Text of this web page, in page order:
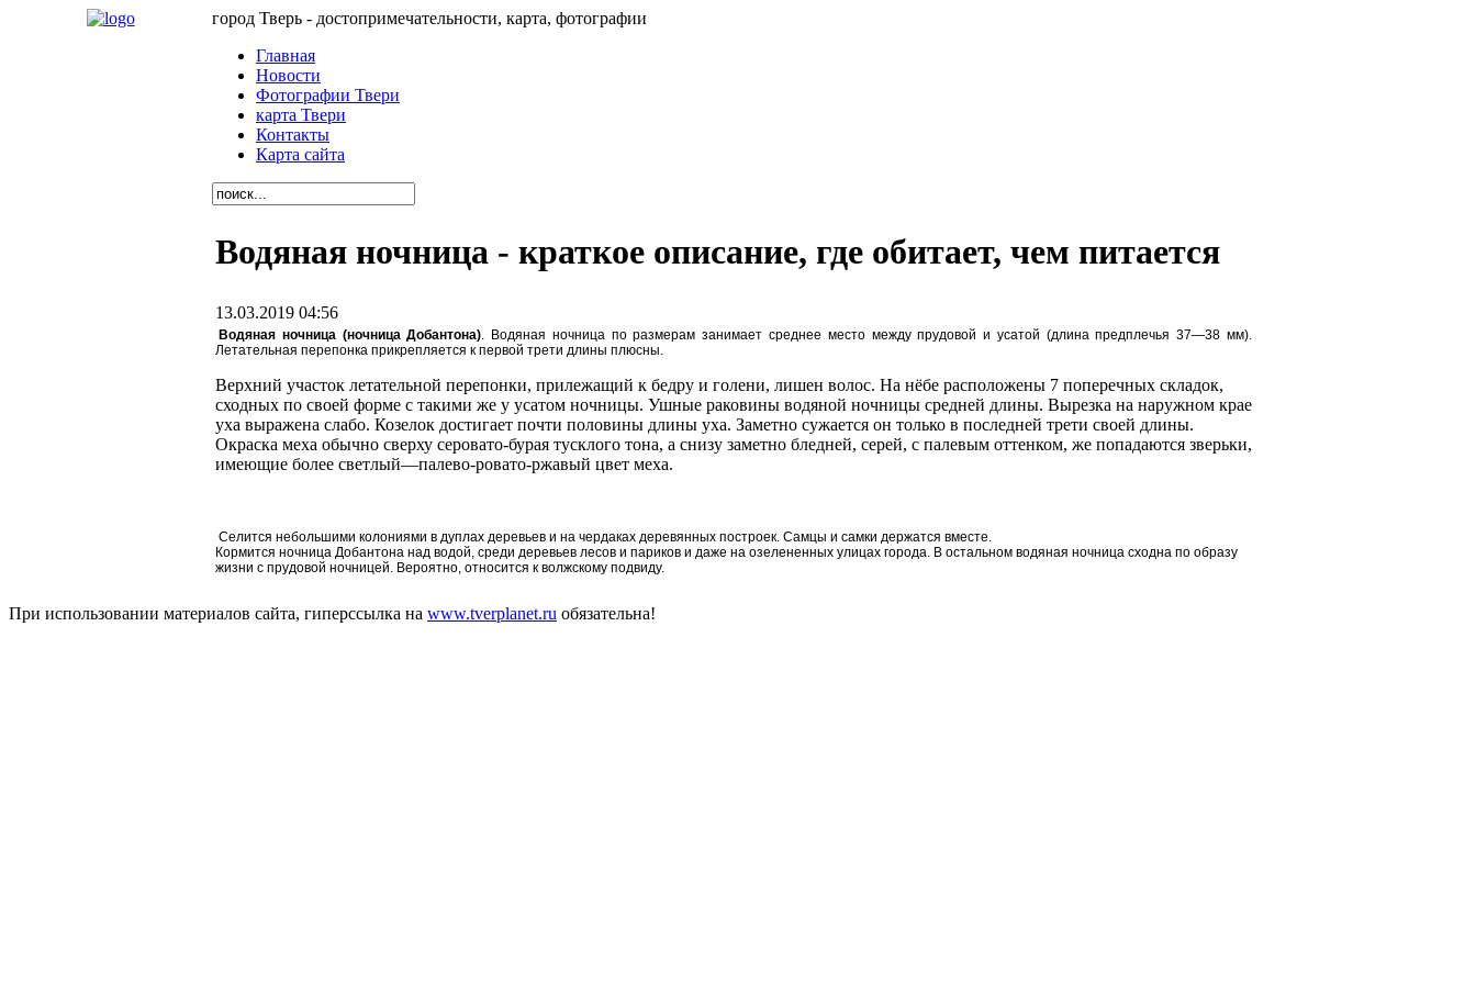
город Тверь - достопримечательности, карта, фотографии
Главная
Новости
Фотографии Твери
карта Твери
Контакты
Карта сайта
Водяная ночница - краткое описание, где обитает, чем питается
13.03.2019 04:56
Водяная ночница (ночница Добантона). Водяная ночница по размерам занимает среднее место между прудовой и усатой (длина предплечья 37—38 мм).
Летательная перепонка прикрепляется к первой трети длины плюсны.
Верхний участок летательной перепонки, прилежащий к бедру и голени, лишен волос. На нёбе расположены 7 поперечных складок,
сходных по своей форме с такими же у усатом ночницы. Ушные раковины водяной ночницы средней длины. Вырезка на наружном крае
уха выражена слабо. Козелок достигает почти половины длины уха. Заметно сужается он только в последней трети своей длины.
Окраска меха обычно сверху серовато-бурая тусклого тона, а снизу заметно бледней, серей, с палевым оттенком, же попадаются зверьки,
имеющие более светлый—палево-ровато-ржавый цвет меха.
Селится небольшими колониями в дуплах деревьев и на чердаках деревянных построек. Самцы и самки держатся вместе.
Кормится ночница Добантона над водой, среди деревьев лесов и париков и даже на озелененных улицах города. В остальном водяная ночница сходна по образу
жизни с прудовой ночницей. Вероятно, относится к волжскому подвиду.
При использовании материалов сайта, гиперссылка на www.tverplanet.ru обязательна!